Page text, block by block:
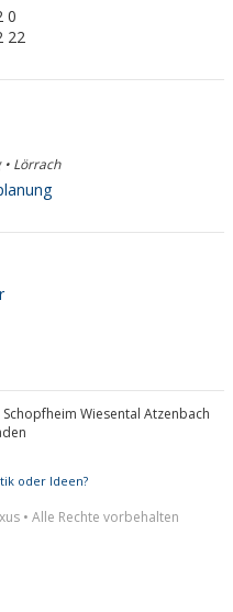
0
22
Lörrach
Wiesental Atzenbach
oder Ideen?
• Alle Rechte vorbehalten